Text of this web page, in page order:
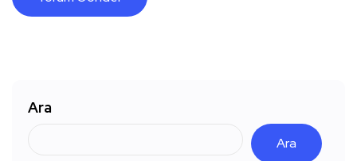
Ara
Ara